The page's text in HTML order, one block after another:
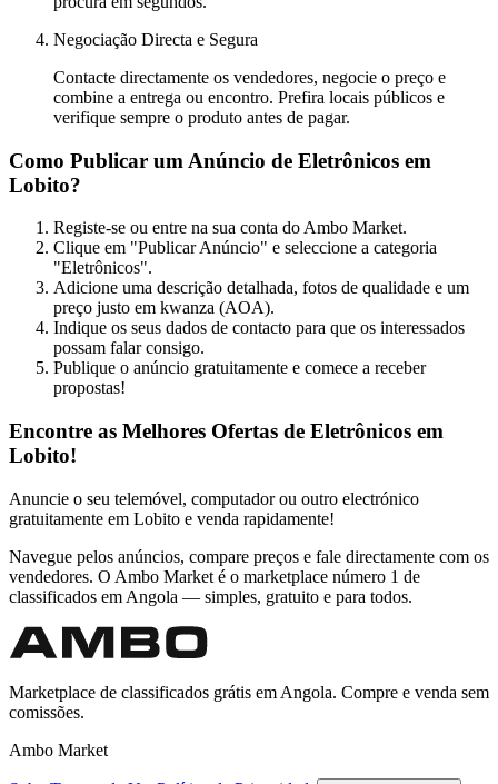
Negociação Directa e Segura
Contacte directamente os vendedores, negocie o preço e
combine a entrega ou encontro. Prefira locais públicos e
verifique sempre o produto antes de pagar.
Como Publicar um Anúncio de Eletrônicos em
Lobito?
Registe-se ou entre na sua conta do Ambo Market.
Clique em "Publicar Anúncio" e seleccione a categoria
"Eletrônicos".
Adicione uma descrição detalhada, fotos de qualidade e um
preço justo em kwanza (AOA).
Indique os seus dados de contacto para que os interessados
possam falar consigo.
Publique o anúncio gratuitamente e comece a receber
propostas!
Encontre as Melhores Ofertas de Eletrônicos em
Lobito!
Anuncie o seu telemóvel, computador ou outro electrónico
gratuitamente em Lobito e venda rapidamente!
Navegue pelos anúncios, compare preços e fale directamente com os
vendedores. O Ambo Market é o marketplace número 1 de
classificados em Angola — simples, gratuito e para todos.
Marketplace de classificados grátis em Angola. Compre e venda sem
comissões.
Ambo Market